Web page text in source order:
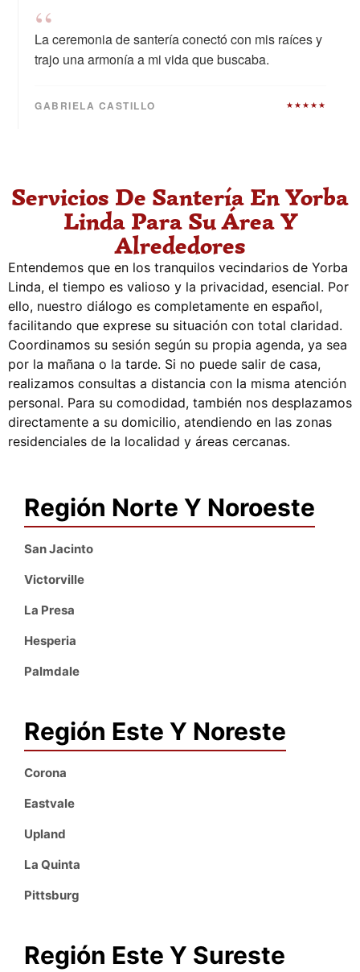
“
La ceremonia de santería conectó con mis raíces y
trajo una armonía a mi vida que buscaba.
GABRIELA CASTILLO ★★★★★
Servicios De Santería En Yorba
Linda Para Su Área Y
Alrededores
Entendemos que en los tranquilos vecindarios de Yorba
Linda, el tiempo es valioso y la privacidad, esencial. Por
ello, nuestro diálogo es completamente en español,
facilitando que exprese su situación con total claridad.
Coordinamos su sesión según su propia agenda, ya sea
por la mañana o la tarde. Si no puede salir de casa,
realizamos consultas a distancia con la misma atención
personal. Para su comodidad, también nos desplazamos
directamente a su domicilio, atendiendo en las zonas
residenciales de la localidad y áreas cercanas.
Región Norte Y Noroeste
San Jacinto
Victorville
La Presa
Hesperia
Palmdale
Región Este Y Noreste
Corona
Eastvale
Upland
La Quinta
Pittsburg
Región Este Y Sureste